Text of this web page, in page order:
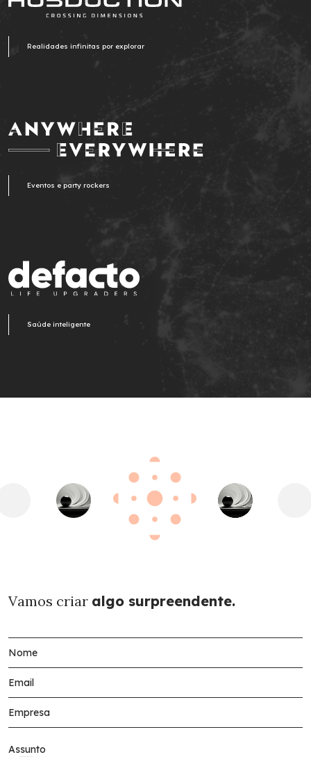
Realidades infinitas por explorar
Eventos e party rockers
Saúde inteligente
Vamos criar algo surpreendente.
Assunto